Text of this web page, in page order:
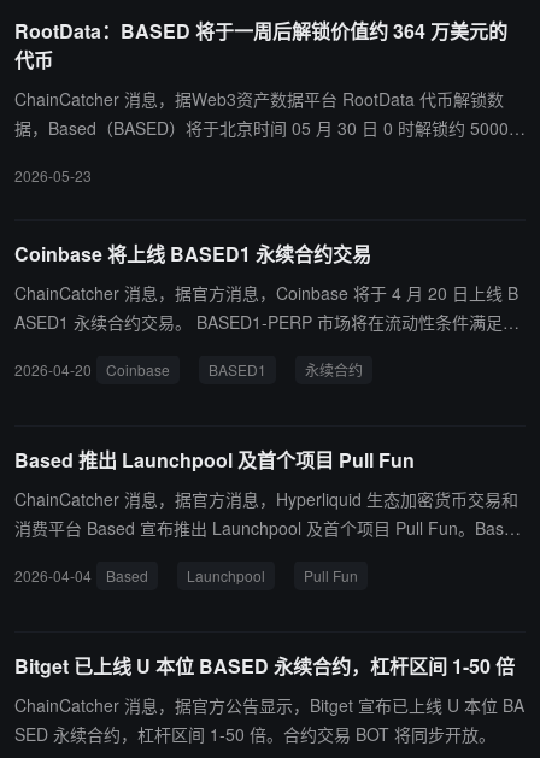
RootData：BASED 将于一周后解锁价值约 364 万美元的
代币
ChainCatcher 消息，据Web3资产数据平台 RootData 代币解锁数
据，Based（BASED）将于北京时间 05 月 30 日 0 时解锁约 5000
2026-05-23
Coinbase 将上线 BASED1 永续合约交易
ChainCatcher 消息，据官方消息，Coinbase 将于 4 月 20 日上线 B
ASED1 永续合约交易。 BASED1-PERP 市场将在流动性条件满足且
2026-04-20 Coinbase BASED1 永续合约
Based 推出 Launchpool 及首个项目 Pull Fun
ChainCatcher 消息，据官方消息，Hyperliquid 生态加密货币交易和
消费平台 Based 宣布推出 Launchpool 及首个项目 Pull Fun。Based
悉，Pull Fun 是一个集换式卡牌游戏扭蛋平台，拥有真实的实体卡牌
2026-04-04 Based Launchpool Pull Fun
Bitget 已上线 U 本位 BASED 永续合约，杠杆区间 1-50 倍
ChainCatcher 消息，据官方公告显示，Bitget 宣布已上线 U 本位 BA
SED 永续合约，杠杆区间 1-50 倍。合约交易 BOT 将同步开放。